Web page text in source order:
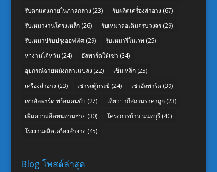
รับตกแต่งภายในภาคกลาง (23) รับผลิตเครื่องสำอาง (67)
รับเหมางานโครงเหล็ก(26) รับเหมาต่อเติมครบวงจร(29)
รับเหมาปรับปรุงออฟฟิศ(29) รับเหมารีโนเวท (25)
หางานไต้หวัน(24) อัลพาร์ดให้เช่า (34)
อุปกรณ์ฉายหนังกลางแปลง (22) เข็มเหล็ก(23)
เครื่องสำอาง (23) เช่ารถตู้กระบี่ (24) เช่าอัลพาร์ด (39)
เช่าอัลพาร์ด พร้อมคนขับ (27) เที่ยวปากีสถานราคาถูก(23)
เพิ่มความอึดทนท่านชาย (30) โครงการบ้าน นนทบุรี(40)
โรงงานผลิตเครื่องสำอาง (45)
Blog โพสต์ล่าสุด